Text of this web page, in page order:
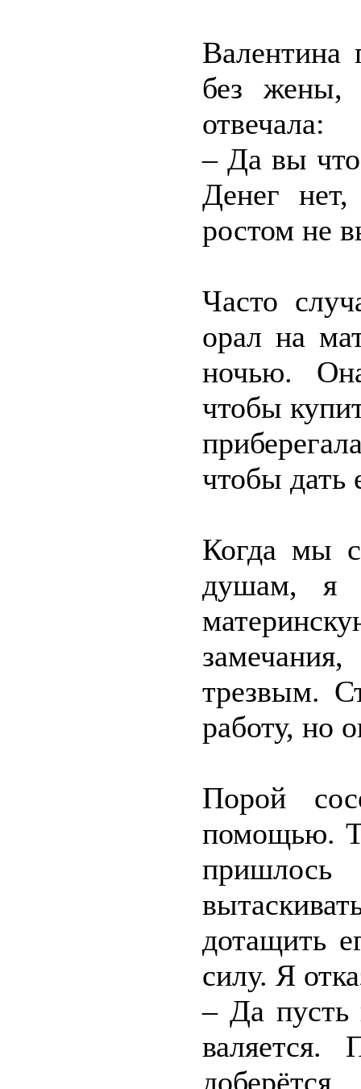
Валентина
без жены,
отвечала:
– Да вы
Денег
ростом не
Часто
орал на
ночью.
чтобы
чтобы дать
Когда мы с
душам, я
замечания,
трезвым.
работу, но
Порой
помощью.
дотащить
силу. Я
– Да пусть
валяется.
доберётся.